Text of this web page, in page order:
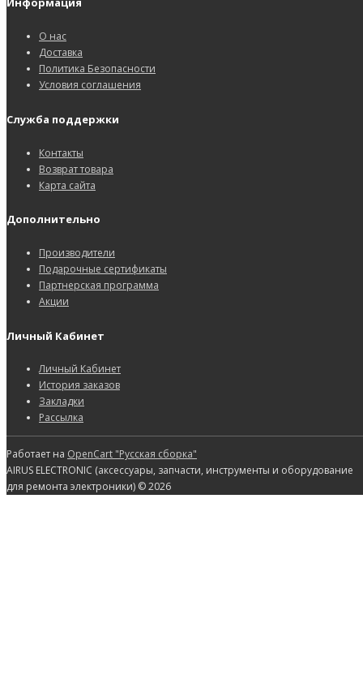
О нас
Доставка
Политика Безопасности
Условия соглашения
Служба поддержки
Контакты
Возврат товара
Карта сайта
Дополнительно
Производители
Подарочные сертификаты
Партнерская программа
Акции
Личный Кабинет
Личный Кабинет
История заказов
Закладки
Рассылка
Работает на OpenCart "Русская сборка"
AIRUS ELECTRONIC (аксессуары, запчасти, инструменты и оборудование
для ремонта электроники) © 2026